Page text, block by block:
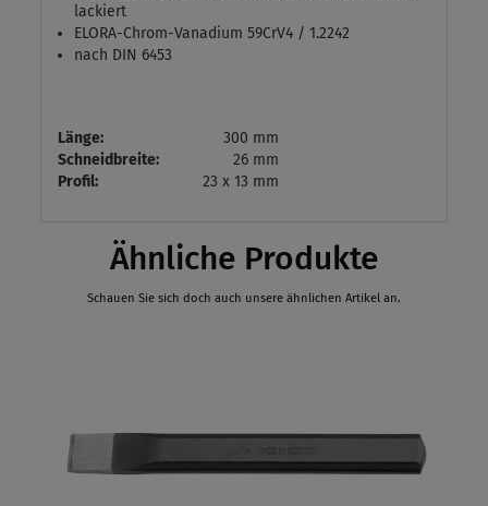
lackiert
ELORA-Chrom-Vanadium 59CrV4 / 1.2242
nach DIN 6453
Länge:
300 mm
Schneidbreite:
26 mm
Profil:
23 x 13 mm
Ähnliche Produkte
Schauen Sie sich doch auch unsere ähnlichen Artikel an.